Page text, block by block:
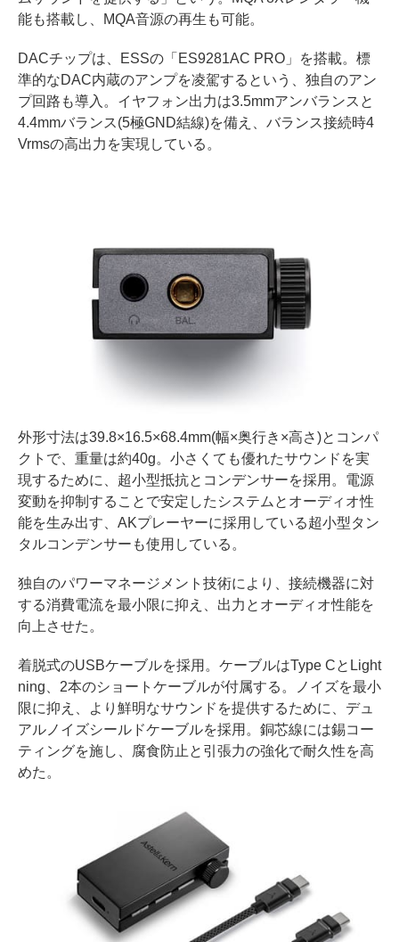
能も搭載し、MQA音源の再生も可能。
DACチップは、ESSの「ES9281AC PRO」を搭載。標
準的なDAC内蔵のアンプを凌駕するという、独自のアン
プ回路も導入。イヤフォン出力は3.5mmアンバランスと
4.4mmバランス(5極GND結線)を備え、バランス接続時4
Vrmsの高出力を実現している。
外形寸法は39.8×16.5×68.4mm(幅×奥行き×高さ)とコンパ
クトで、重量は約40g。小さくても優れたサウンドを実
現するために、超小型抵抗とコンデンサーを採用。電源
変動を抑制することで安定したシステムとオーディオ性
能を生み出す、AKプレーヤーに採用している超小型タン
タルコンデンサーも使用している。
独自のパワーマネージメント技術により、接続機器に対
する消費電流を最小限に抑え、出力とオーディオ性能を
向上させた。
着脱式のUSBケーブルを採用。ケーブルはType CとLight
ning、2本のショートケーブルが付属する。ノイズを最小
限に抑え、より鮮明なサウンドを提供するために、デュ
アルノイズシールドケーブルを採用。銅芯線には錫コー
ティングを施し、腐食防止と引張力の強化で耐久性を高
めた。